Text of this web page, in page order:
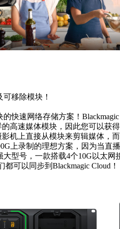
移除模块！
快速网络存储方案！Blackmagic
高速媒体模块，因此您可以获
机上直接从模块来剪辑媒体，
上录制的理想方案，因为当直
型号，一款搭载4个10G以太网
可以同步到Blackmagic Cloud！